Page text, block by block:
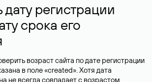
дату регистрации
срока его
возраст сайта по дате регистрации
в поле «created». Хотя дата
не всегда совпадает с возрастом